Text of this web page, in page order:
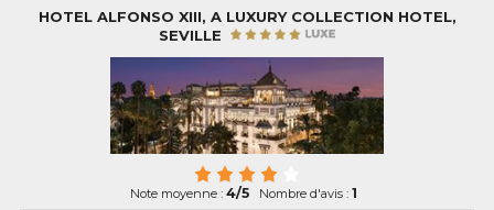
HOTEL ALFONSO XIII, A LUXURY COLLECTION HOTEL,
SEVILLE
Note moyenne : 4/5 Nombre d'avis : 1